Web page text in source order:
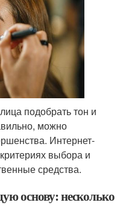
подобрать тон и
можно
Интернет-
выбора и
средства.
основу: несколько